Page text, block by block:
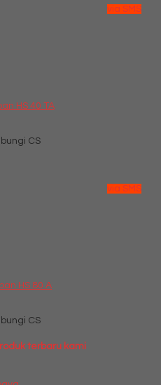
via SMS
HS 40 TA
CS
via SMS
HS 80 A
CS
terbaru kami